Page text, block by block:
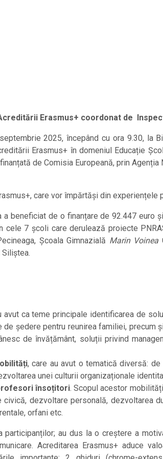
Erasmus+ coordonat de
2025, începând cu ora 9.30, la
Erasmus+ în domeniul Educație
de Comisia Europeană, prin
care vor împărtăși din
a beneficiat de o finanțare de 92.447
7 școli care derulează proiecte
Școala Gimnazială Marin Voinea
avut ca teme principale identificarea de
ședere pentru reunirea familiei, precum
de învățământ, soluții privind
, care au avut o tematică diversă:
unei culturii organizaționale
însoțitori. Scopul acestor
dezvoltare personală, dezvoltarea
orfani etc.
participanților; au dus la o creștere a
Acreditarea Erasmus+ aduce